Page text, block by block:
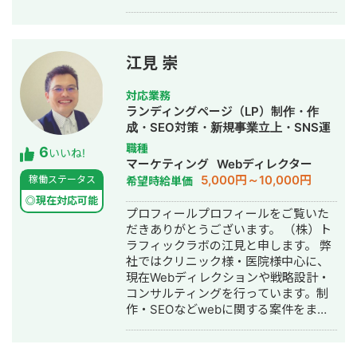
した。SEO対策においては、ゼロから
立ち上げた新規サイトをニッチ市場で
サービスキーワード検索1位に導き、月
間1.5万PV、月商500万円の売上を実現
した実績があります。 エンジニア知識
を持ったSEOディレクターとして、大
量のページを作成するようないわゆる
データベース型のサイトの構築も得意
です。 競合が対応しきれないような細
かいキーワードまで対策して、お問合
せにつなげる戦略でお客様の売上に貢
献します。 少し珍しいキャリアの特徴
として、Fリーグ（フットサル日本トッ
プリーグ）のエスポラーダ北海道、バ
サジィ大分でプロ選手として活動しな
がらWeb制作の経験を積んできました
（バサジィ大分在籍時は完全プロ契約
のため1年間休職）。 アスリートとし
6いいね!
稼働ステータス
◎現在対応可能
江見 崇
対応業務
ランディングページ（LP）制作・作
成・SEO対策・新規事業立上・SNS運
用代行・記事作成代行・ライティン
グ・翻訳・ホームページ制作・作成・
バナー制作・デザイン・ロゴデザイ
ン・作成・イラスト制作・リスティン
グ広告運用代行
職種
マーケティング Webディレクター
希望時給単価 5,000円～10,000円
プロフィールプロフィールをご覧いた
だきありがとうございます。 （株）ト
ラフィックラボの江見と申します。 弊
社ではクリニック様・医院様中心に、
現在Webディレクションや戦略設計・
コンサルティングを行っています。制
作・SEOなどwebに関する案件をまる